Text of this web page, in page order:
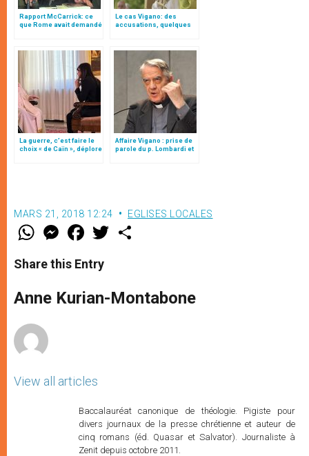
Rapport McCarrick: ce
que Rome avait demandé
Le cas Vigano: des
accusations, quelques
La guerre, c’est faire le
choix « de Caïn », déplore
Affaire Vigano : prise de
parole du p. Lombardi et
MARS 21, 2018 12:24 EGLISES LOCALES
W
t
s
p
p
M
e
s
e
g
e
F
a
e
b
o
k
w
r
Share this Entry
Anne Kurian-Montabone
View all articles
Baccalauréat canonique de théologie. Pigiste pour
divers journaux de la presse chrétienne et auteur de
cinq romans (éd. Quasar et Salvator). Journaliste à
Zenit depuis octobre 2011.